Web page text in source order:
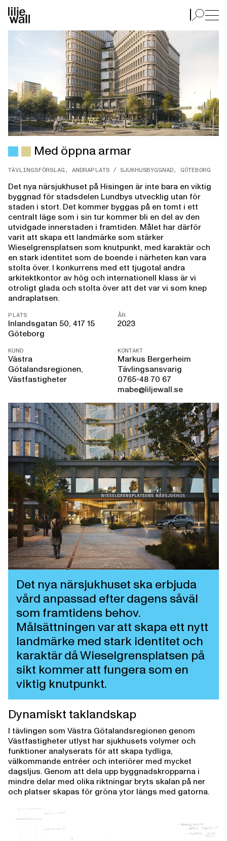
Med öppna armar
Med öppna armar
TÄVLINGSFÖRSLAG, ANDRAPLATS / SJUKHUSBYGGNAD, GÖTEBORG
Det nya närsjukhuset på Hisingen är inte bara en viktig
byggnad för stadsdelen Lundbys utvecklig utan för
staden i stort. Det kommer byggas på en tomt i ett
centralt läge som i sin tur kommer bli en del av den
utvidgade innerstaden i framtiden. Målet har därför
varit att skapa ett landmärke som stärker
Wieselgrensplatsen som knutpunkt, med karaktär och
en stark identitet som de boende i närheten kan vara
stolta över. I konkurrens med ett tjugotal andra
arkitektkontor av hög och internationell klass är vi
otroligt glada och stolta över att det var vi som knep
andraplatsen.
ÅR
2023
PLATS
Inlandsgatan 50, 417 15
Göteborg
KUND
Västra
Götalandsregionen,
Västfastigheter
KONTAKT
Markus Bergerheim
Tävlingsansvarig
0765-48 70 67
mabe@liljewall.se
Det nya närsjukhuset ska erbjuda
vård anpassad efter dagens såväl
som framtidens behov.
Målsättningen var att skapa ett nytt
landmärke med stark identitet och
karaktär då Wieselgrensplatsen på
sikt kommer att fungera som en
viktig knutpunkt.
Dynamiskt taklandskap
I tävlingen som Västra Götalandsregionen genom
Västfastigheter utlyst har sjukhusets volymer och
funktioner analyserats för att skapa tydliga,
välkommande entréer och interiörer med mycket
dagsljus. Genom att dela upp byggnadskropparna i
mindre delar med olika riktningar bryts skalan på ner
och platser skapas för gröna ytor längs med gatorna.